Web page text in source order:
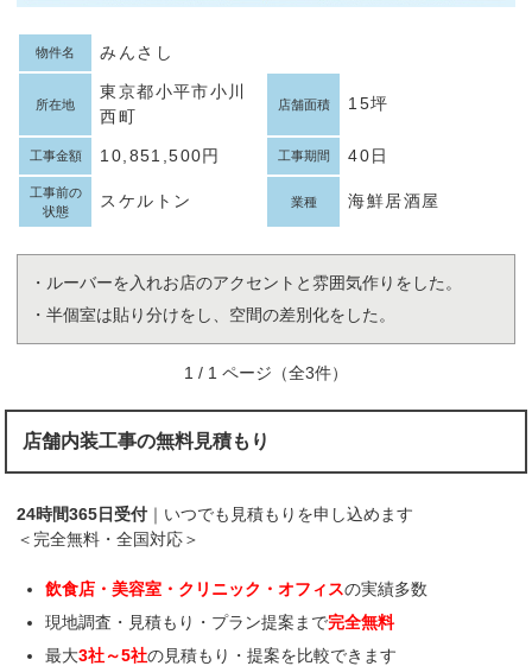
物件名 みんさし
所在地
東京都小平市小川
西町
店舗面積 15坪
工事金額 10,851,500円 工事期間 40日
工事前の
状態
スケルトン 業種 海鮮居酒屋
・ルーバーを入れお店のアクセントと雰囲気作りをした。
・半個室は貼り分けをし、空間の差別化をした。
1 / 1 ページ（全3件）
店舗内装工事の無料見積もり
24時間365日受付 ｜いつでも見積もりを申し込めます
＜完全無料・全国対応＞
飲食店・美容室・クリニック・オフィスの実績多数
現地調査・見積もり・プラン提案まで完全無料
最大3社～5社の見積もり・提案を比較できます